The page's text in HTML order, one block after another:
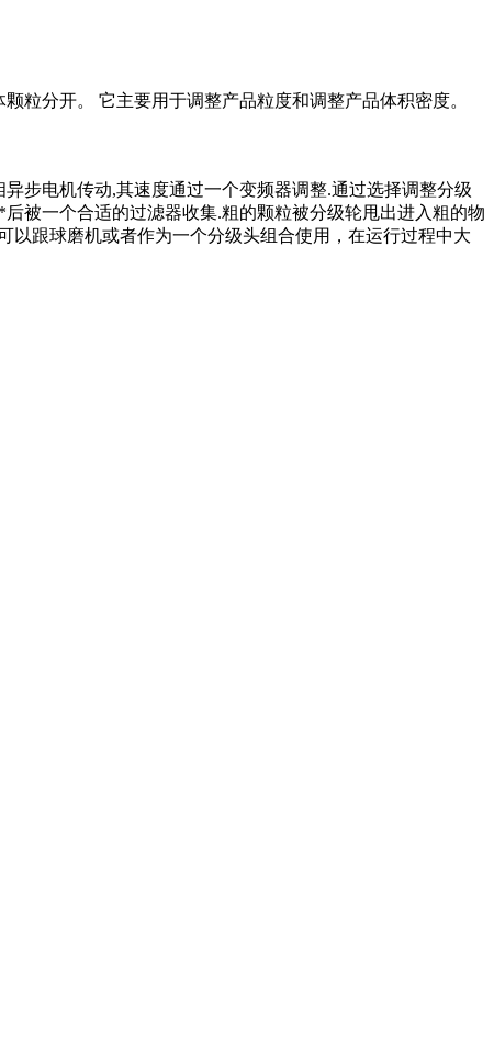
分开。 它主要用于调整产品粒度和调整产品体积密度。
步电机传动,其速度通过一个变频器调整.通过选择调整分级
被一个合适的过滤器收集.粗的颗粒被分级轮甩出进入粗的物
以跟球磨机或者作为一个分级头组合使用，在运行过程中大